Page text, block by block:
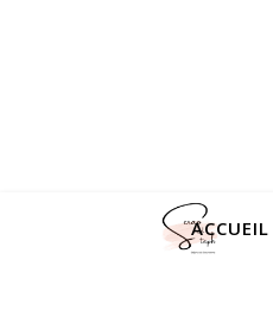
ACCUEIL